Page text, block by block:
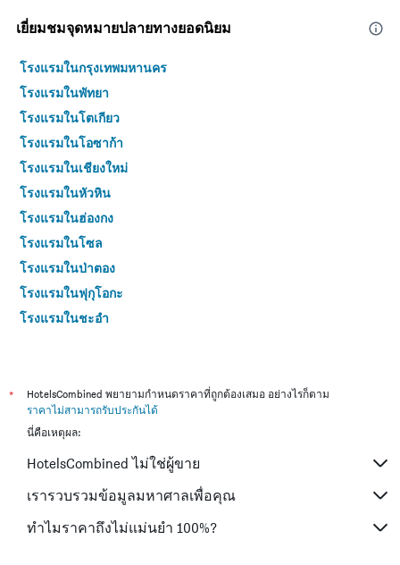
เยี่ยมชมจุดหมายปลายทางยอดนิยม
โรงแรมในกรุงเทพมหานคร
โรงแรมในพัทยา
โรงแรมในโตเกียว
โรงแรมในโอซาก้า
โรงแรมในเชียงใหม่
โรงแรมในหัวหิน
โรงแรมในฮ่องกง
โรงแรมในโซล
โรงแรมในป่าตอง
โรงแรมในฟุกุโอกะ
โรงแรมในชะอำ
โรงแรมในเกาะสมุย
โรงแรมในเซี่ยงไฮ้
โรงแรมในเกาะช้าง (ตราด)
โรงแรมในไทเป
โรงแรมในหาดใหญ่
โรงแรมในชลบุรี
*
HotelsCombined พยายามกำหนดราคาที่ถูกต้องเสมอ อย่างไรก็ตาม
ราคาไม่สามารถรับประกันได้
นี่คือเหตุผล:
HotelsCombined ไม่ใช่ผู้ขาย
เรารวบรวมข้อมูลมหาศาลเพื่อคุณ
ทำไมราคาถึงไม่แม่นยำ 100%?